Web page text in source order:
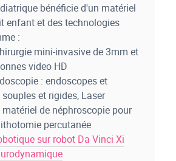
bénéficie d'un matériel
enfant et des technologies
:
mini-invasive de 3mm et
video HD
: endoscopes et
et rigides, Laser
de néphroscopie pour
percutanée
sur robot Da Vinci Xi